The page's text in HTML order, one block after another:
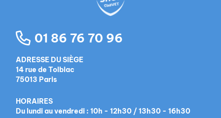
01 86 76 70 96
ADRESSE DU SIÈGE
14 rue de Tolbiac
75013 Paris
HORAIRES
Du lundi au vendredi : 10h - 12h30 / 13h30 - 16h30